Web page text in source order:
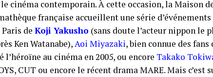
cinéma contemporain. À cette occasion, la Maison
française accueillent une série
de Koji Yakusho (sans doute l’acteur nippon le
Ken Watanabe),Aoi Miyazaki, bien connue des
l’héroïne au cinéma en 2005, ou encore Takako
CUT ou encore le récent drama MARE. Mais c’est